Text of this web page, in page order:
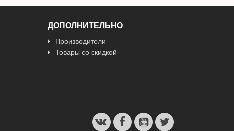
ДОПОЛНИТЕЛЬНО
Производители
Товары со скидкой